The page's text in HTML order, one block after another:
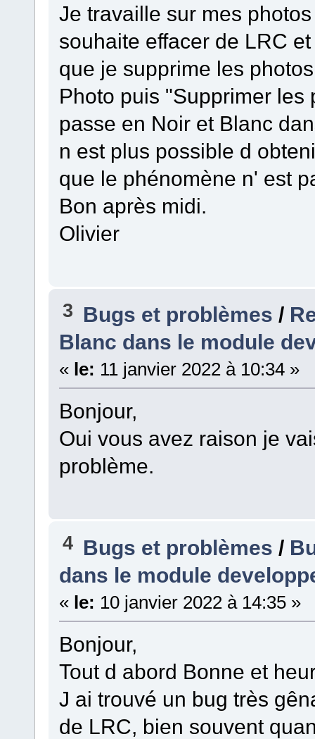
Je travaille sur mes
souhaite effacer de LRC
que je supprime les
Photo puis "Supprimer
passe en Noir et Blanc
n est plus possible d
que le phénomène n' est
Bon après midi.
Olivier
3 Bugs et problèmes /
Blanc dans le module
« le: 11 janvier 2022 à 10:34 »
Bonjour,
Oui vous avez raison je
problème.
4 Bugs et problèmes /
dans le module
« le: 10 janvier 2022 à 14:35 »
Bonjour,
Tout d abord Bonne et
J ai trouvé un bug très
de LRC, bien souvent